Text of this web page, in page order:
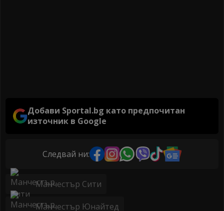
Добави Sportal.bg като предпочитан
източник в Google
Следвай ни:
Манчестър Сити
Манчестър Юнайтед